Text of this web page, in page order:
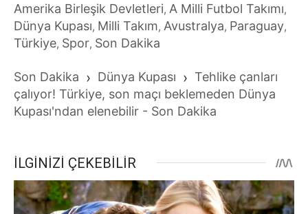
Amerika Birleşik Devletleri, A Milli Futbol Takımı,
Dünya Kupası, Milli Takım, Avustralya, Paraguay,
Türkiye, Spor, Son Dakika
Son Dakika › Dünya Kupası › Tehlike çanları
çalıyor! Türkiye, son maçı beklemeden Dünya
Kupası'ndan elenebilir - Son Dakika